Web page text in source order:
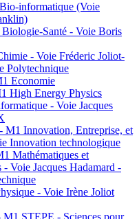
informatique (Voie
Santé - Voie Boris
- Voie Fréderic Joliot-
Polytechnique
Economie
High Energy Physics
- Voie Jacques
Innovation, Entreprise, et
Innovation technologique
Mathématiques et
Voie Jacques Hadamard -
- Voie Irène Joliot
STEPE - Sciences pour